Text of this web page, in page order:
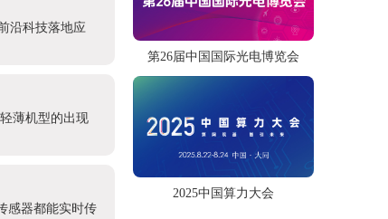
沿科技落地应
薄机型的出现
感器都能实时传
第26届中国国际光电博览会
2025中国算力大会